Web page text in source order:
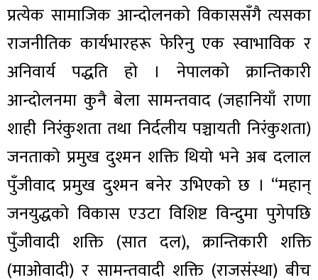
प्रत्येक सामाजिक आन्दोलनको विकाससँगै त्यसका
राजनीतिक कार्यभारहरू फेरिनु एक स्वाभाविक र
अनिवार्य पद्धति हो । नेपालको क्रान्तिकारी
आन्दोलनमा कुनै बेला सामन्तवाद (जहानियाँ राणा
शाही निरंकुशता तथा निर्दलीय पञ्चायती निरंकुशता)
जनताको प्रमुख दुश्मन शक्ति थियो भने अब दलाल
पुँजीवाद प्रमुख दुश्मन बनेर उभिएको छ । “महान्
जनयुद्धको विकास एउटा विशिष्ट विन्दुमा पुगेपछि
पुँजीवादी शक्ति (सात दल), क्रान्तिकारी शक्ति
(माओवादी) र सामन्तवादी शक्ति (राजसंस्था) बीच